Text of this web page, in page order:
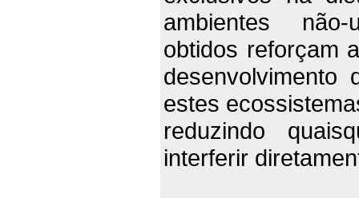
ambientes
obtidos reforçam
desenvolvimento
estes
reduzindo
interferir